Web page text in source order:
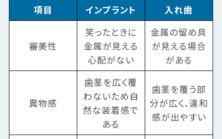
項目
インプラント 入れ歯
審美性
笑ったときに
金属が見える
心配がない
金属の留め具
が見える場合
がある
異物感
歯茎を広く覆
わないため自
然な装着感で
ある
歯茎を覆う部
分が広く、違和
感が出やすい